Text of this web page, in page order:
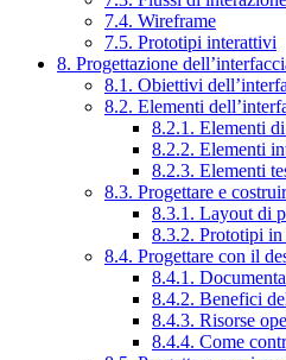
7.4. Wireframe
7.5. Prototipi interattivi
8. Progettazione
8.1. Obiettivi
8.2. Elementi
8.2.1. Elementi
8.2.2. Elementi
8.2.3. Elementi
8.3. Progettare e
8.3.1. Layout di
8.3.2. Prototipi in
8.4. Progettare con il
8.4.1.
8.4.2. Benefici
8.4.3. Risorse
8.4.4. Come